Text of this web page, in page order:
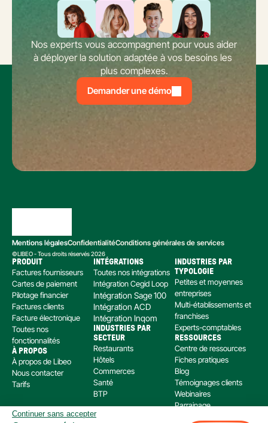
Nos experts vous accompagnent pour vous aider
à déployer la solution adaptée à vos besoins les
plus complexes.
Demander une démo
Mentions légalesConfidentialitéConditions générales de services
©LIBEO - Tous droits réservés 2026
PRODUIT
Factures fournisseurs
Cartes de paiement
Pilotage financier
Factures clients
Facture électronique
Toutes nos
fonctionnalités
À PROPOS
À propos de Libeo
Nous contacter
Tarifs
INTÉGRATIONS
Toutes nos intégrations
Intégration Cegid Loop
Intégration Sage 100
Intégration ACD
Intégration Inqom
INDUSTRIES PAR
SECTEUR
Restaurants
Hôtels
Commerces
Santé
BTP
INDUSTRIES PAR
TYPOLOGIE
Petites et moyennes
entreprises
Multi-établissements et
franchises
Experts-comptables
RESSOURCES
Centre de ressources
Fiches pratiques
Blog
Témoignages clients
Webinaires
Parrainage
Continuer sans accepter